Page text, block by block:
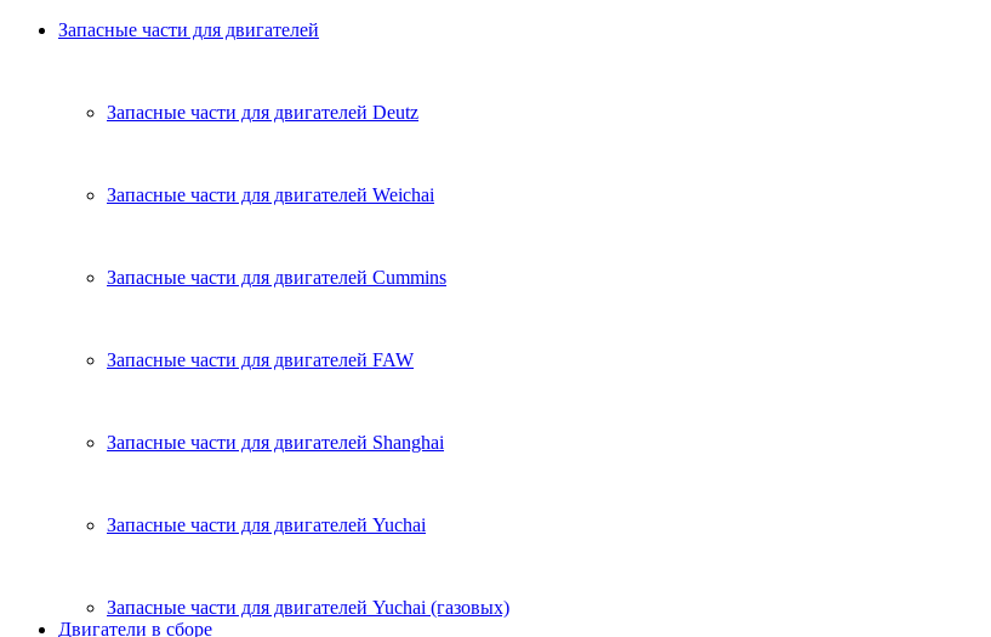
Запасные части для двигателей
Запасные части для двигателей Deutz
Запасные части для двигателей Weichai
Запасные части для двигателей Cummins
Запасные части для двигателей FAW
Запасные части для двигателей Shanghai
Запасные части для двигателей Yuchai
Запасные части для двигателей Yuchai (газовых)
Двигатели в сборе